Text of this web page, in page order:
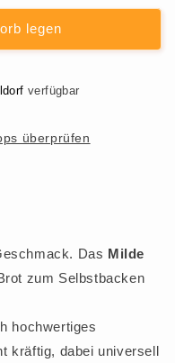
legen
verfügbar
überprüfen
Das Milde
zum Selbstbacken
hochwertiges
kräftig, dabei universell